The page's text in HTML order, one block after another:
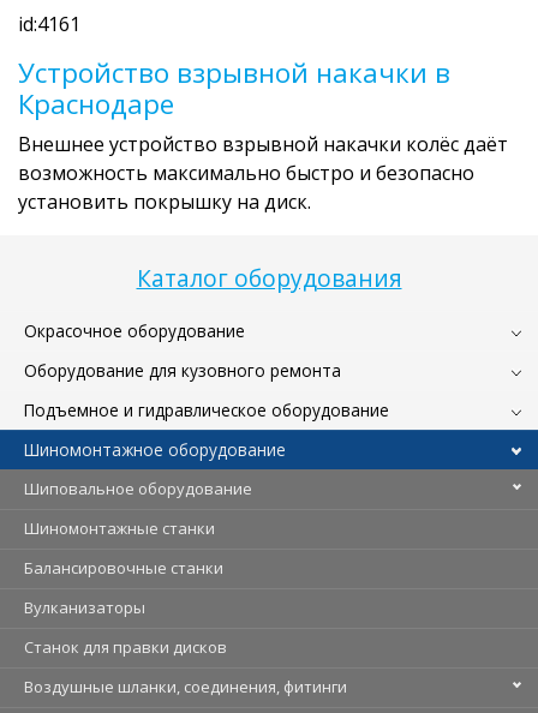
Каталог оборудования
Окрасочное оборудование
Оборудование для кузовного ремонта
Подъемное и гидравлическое оборудование
Шиномонтажное оборудование
Шиповальное оборудование
Шиномонтажные станки
Балансировочные станки
Вулканизаторы
Станок для правки дисков
Воздушные шланки, соединения, фитинги
id:4161
Устройство взрывной накачки в
Краснодаре
Внешнее устройство взрывной накачки колёс даёт
возможность максимально быстро и безопасно
установить покрышку на диск.